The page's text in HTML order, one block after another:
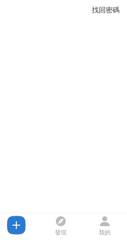
找回密碼
發現 我的